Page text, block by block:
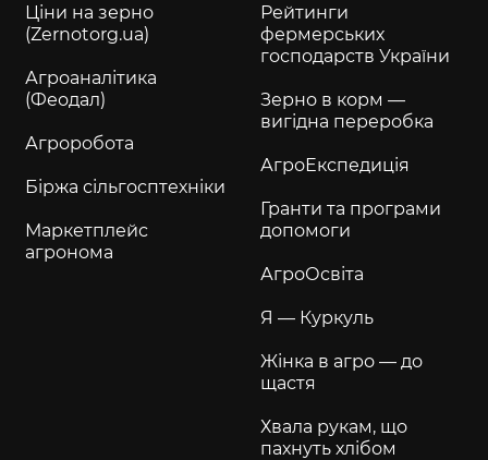
Ціни на зерно
(Zernotorg.ua)
Агроаналітика
(Феодал)
Агроробота
Біржа сільгосптехніки
Маркетплейс
агронома
Рейтинги
фермерських
господарств України
Зерно в корм —
вигідна переробка
АгроЕкспедиція
Гранти та програми
допомоги
АгроОсвіта
Я — Куркуль
Жінка в агро — до
щастя
Хвала рукам, що
пахнуть хлібом